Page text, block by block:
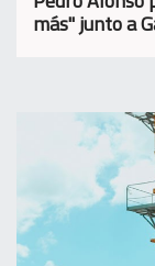
más" junto a